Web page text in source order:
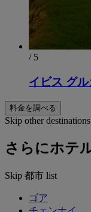
/ 5
イビス グ
料金を調べる
Skip other
さらにホテ
Skip 都市 list
ゴア